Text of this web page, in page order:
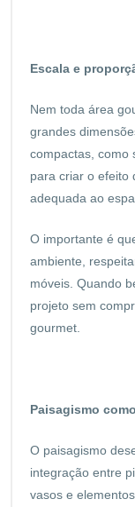
Escala e
Nem toda área
grandes
compactas, como
para criar o efeito
adequada ao
O importante é
ambiente,
móveis. Quando
projeto sem
gourmet.
Paisagismo
O paisagismo
integração entre
vasos e